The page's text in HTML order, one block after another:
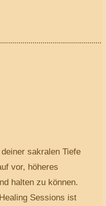
sakralen Tiefe
vor, höheres
halten zu können.
Sessions ist